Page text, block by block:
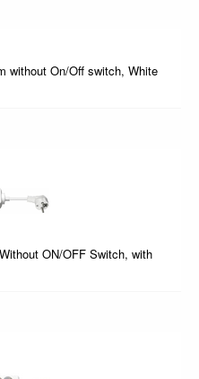
without On/Off switch, White
ON/OFF Switch, with